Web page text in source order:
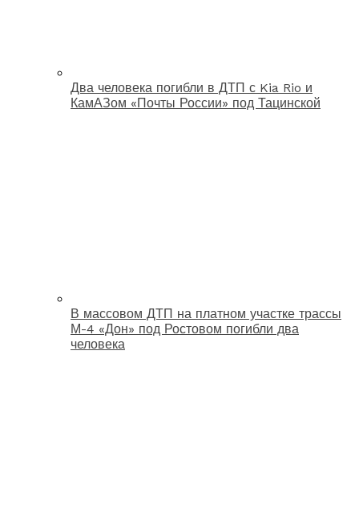
Два человека погибли в ДТП с Kia Rio и
КамАЗом «Почты России» под Тацинской
В массовом ДТП на платном участке трассы
М-4 «Дон» под Ростовом погибли два
человека